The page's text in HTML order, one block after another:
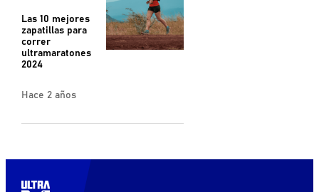
Las 10 mejores
zapatillas para
correr
ultramaratones
2024
Hace 2 años